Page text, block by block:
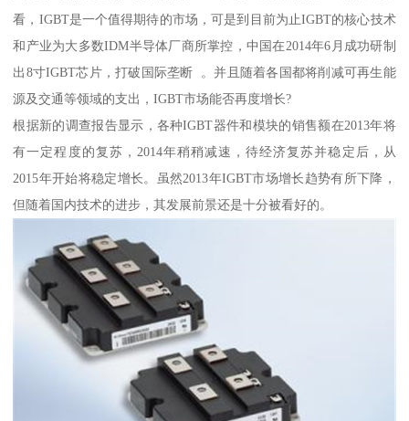
看，IGBT是一个值得期待的市场，可是到目前为止IGBT的核心技术
和产业为大多数IDM半导体厂商所掌控，中国在2014年6月成功研制
出8寸IGBT芯片，打破国际垄断 。并且随着各国都将削减可再生能
源及交通等领域的支出，IGBT市场能否再度增长?
根据新的调查报告显示，各种IGBT器件和模块的销售额在2013年将
有一定程度的复苏，2014年稍稍减速，待经济复苏并稳定后，从
2015年开始将稳定增长。虽然2013年IGBT市场增长趋势有所下降，
但随着国内技术的进步，其发展前景还是十分被看好的。